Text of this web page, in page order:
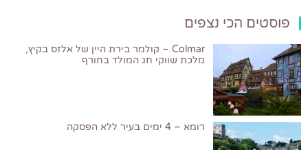
פוסטים הכי נצפים
Colmar – קולמר בירת היין של אלזס בקיץ,
מלכת שווקי חג המולד בחורף
רומא – 4 ימים בעיר ללא הפסקה